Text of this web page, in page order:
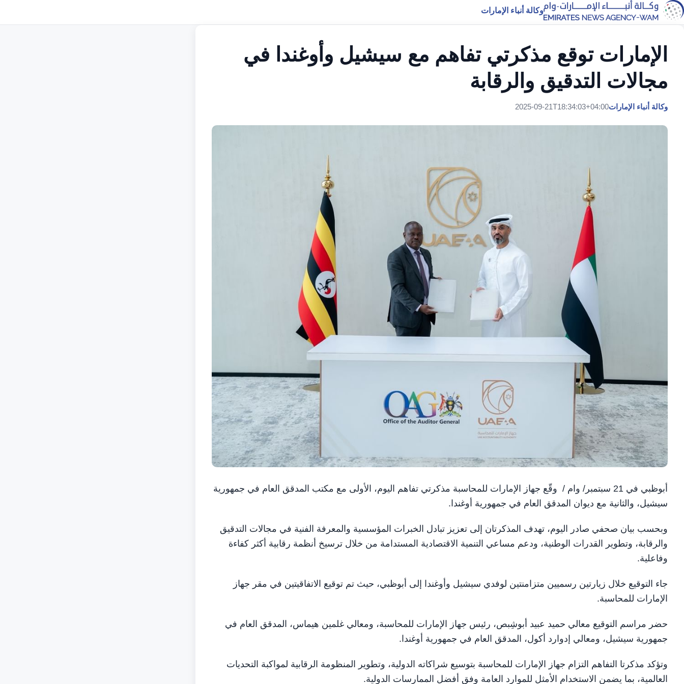
وكالة أنباء الإمارات
الإمارات توقع مذكرتي تفاهم مع سيشيل وأوغندا في
مجالات التدقيق والرقابة
وكالة أنباء الإمارات2025-09-21T18:34:03+04:00
أبوظبي في 21 سبتمبر/ وام / وقّع جهاز الإمارات للمحاسبة مذكرتي تفاهم اليوم، الأولى مع مكتب المدقق العام في جمهورية
سيشيل، والثانية مع ديوان المدقق العام في جمهورية أوغندا.
وبحسب بيان صحفي صادر اليوم، تهدف المذكرتان إلى تعزيز تبادل الخبرات المؤسسية والمعرفة الفنية في مجالات التدقيق
والرقابة، وتطوير القدرات الوطنية، ودعم مساعي التنمية الاقتصادية المستدامة من خلال ترسيخ أنظمة رقابية أكثر كفاءة
وفاعلية.
جاء التوقيع خلال زيارتين رسميين متزامنتين لوفدي سيشيل وأوغندا إلى أبوظبي، حيث تم توقيع الاتفاقيتين في مقر جهاز
الإمارات للمحاسبة.
حضر مراسم التوقيع معالي حميد عبيد أبوشِبص، رئيس جهاز الإمارات للمحاسبة، ومعالي غلمين هيماس، المدقق العام في
جمهورية سيشيل، ومعالي إدوارد أكول، المدقق العام في جمهورية أوغندا.
وتؤكد مذكرتا التفاهم التزام جهاز الإمارات للمحاسبة بتوسيع شراكاته الدولية، وتطوير المنظومة الرقابية لمواكبة التحديات
العالمية، بما يضمن الاستخدام الأمثل للموارد العامة وفق أفضل الممارسات الدولية.